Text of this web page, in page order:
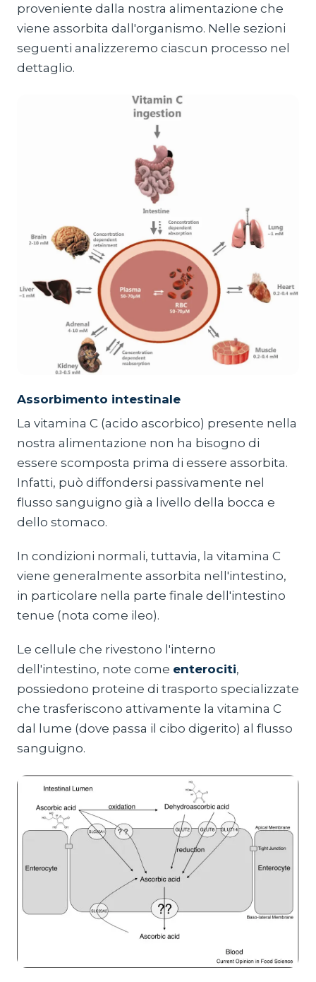
proveniente dalla nostra alimentazione che
viene assorbita dall'organismo. Nelle sezioni
seguenti analizzeremo ciascun processo nel
dettaglio.
Assorbimento intestinale
La vitamina C (acido ascorbico) presente nella
nostra alimentazione non ha bisogno di
essere scomposta prima di essere assorbita.
Infatti, può diffondersi passivamente nel
flusso sanguigno già a livello della bocca e
dello stomaco.
In condizioni normali, tuttavia, la vitamina C
viene generalmente assorbita nell'intestino,
in particolare nella parte finale dell'intestino
tenue (nota come ileo).
Le cellule che rivestono l'interno
dell'intestino, note come enterociti,
possiedono proteine di trasporto specializzate
che trasferiscono attivamente la vitamina C
dal lume (dove passa il cibo digerito) al flusso
sanguigno.